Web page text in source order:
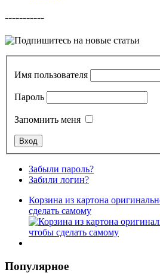
-----------
Имя пользователя
Пароль
Запомнить меня
Забыли пароль?
Забили логин?
Корзина из картона
сделать самому
Популярное